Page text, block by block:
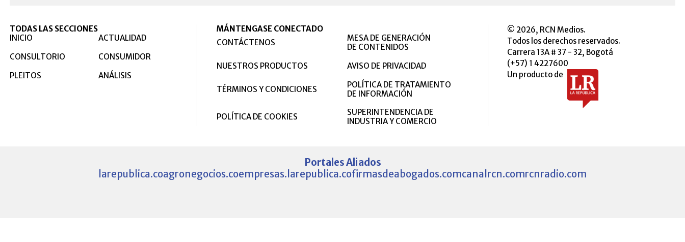
TODAS LAS SECCIONES
INICIO
ACTUALIDAD
CONSULTORIO
CONSUMIDOR
PLEITOS
ANÁLISIS
MÁNTENGASE CONECTADO
CONTÁCTENOS
MESA DE GENERACIÓN
DE CONTENIDOS
NUESTROS PRODUCTOS
AVISO DE PRIVACIDAD
TÉRMINOS Y CONDICIONES
POLÍTICA DE TRATAMIENTO
DE INFORMACIÓN
POLÍTICA DE COOKIES
SUPERINTENDENCIA DE
INDUSTRIA Y COMERCIO
© 2026, RCN Medios.
Todos los derechos reservados.
Carrera 13A # 37 - 32, Bogotá
(+57) 1 4227600
Un producto de
Portales Aliados
larepublica.coagronegocios.coempresas.larepublica.cofirmasdeabogados.comcanalrcn.comrcnradio.com